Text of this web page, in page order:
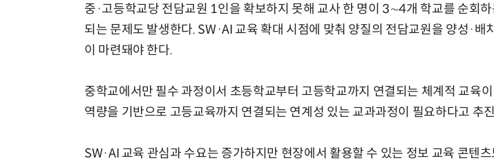
중·고등학교당 전담교원 1인을 확보하지 못해 교사 한 명이 3∼4개 학교를 순회
되는 문제도 발생한다. SW·AI 교육 확대 시점에 맞춰 양질의 전담교원을 양성·배
이 마련돼야 한다.
중학교에서만 필수 과정이서 초등학교부터 고등학교까지 연결되는 체계적 교육
역량을 기반으로 고등교육까지 연결되는 연계성 있는 교과과정이 필요하다고 추
SW·AI 교육 관심과 수요는 증가하지만 현장에서 활용할 수 있는 정보 교육 콘텐